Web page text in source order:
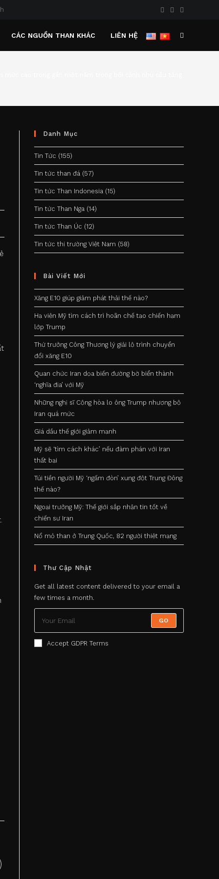
CÁC NGUỒN THAN KHÁC LIÊN HỆ TOGGLE
Danh Mục
Tin Tức (155)
Tin tức than đá (57)
Tin tức Than Indonesia (15)
Tin tức Than Nga (14)
Tin tức Than Úc (12)
Tin tức thị trường Việt Nam (58)
Bài Viết Mới
Xăng E10 giúp giảm phát thải thế nào?
Hạ viện Mỹ tìm cách trì hoãn chế tạo chiến hạm
lớp Trump
Thứ trưởng Công Thương lý giải lộ trình chuyển
đổi xăng E10
Quan chức Iran dọa biến đường bờ biển thành
‘nghĩa địa’ với Mỹ
Những nghị sĩ Cộng hòa lo ông Trump nhượng bộ
Iran quá mức
Giá dầu thế giới giảm mạnh
Mỹ sẽ ‘tìm cách khác’ nếu đàm phán với Iran
thất bại
Túi tiền người Mỹ ‘ngấm đòn’ xung đột Trung Đông
thế nào?
Ngoại trưởng Mỹ: Thế giới sắp nhận tin tốt về
chiến sự Iran
Nổ mỏ than ở Trung Quốc, 82 người thiệt mạng
Thư Cập Nhật
Get all latest content delivered to your email a
few times a month.
GO
Accept GDPR Terms